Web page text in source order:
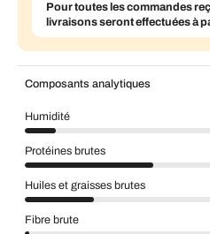
Pour toutes les commandes
livraisons seront effectuées à
Composants analytiques
Humidité
Protéines brutes
Huiles et graisses brutes
Fibre brute